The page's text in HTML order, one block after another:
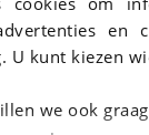
kunt kiezen
we ook
en